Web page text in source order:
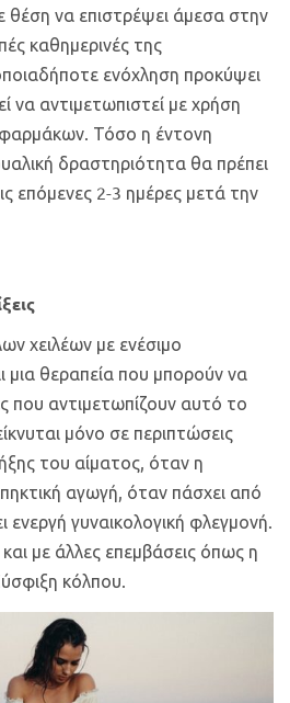
θέση να επιστρέψει άμεσα στην
καθημερινές της
ενόχληση προκύψει
να αντιμετωπιστεί με χρήση
Τόσο η έντονη
δραστηριότητα θα πρέπει
επόμενες 2-3 ημέρες μετά την
χειλέων με ενέσιμο
μια θεραπεία που μπορούν να
που αντιμετωπίζουν αυτό το
μόνο σε περιπτώσεις
του αίματος, όταν η
αγωγή, όταν πάσχει από
ενεργή γυναικολογική φλεγμονή.
με άλλες επεμβάσεις όπως η
κόλπου.